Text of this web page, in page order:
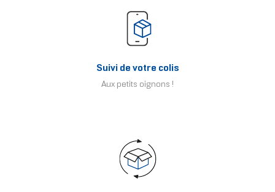
Suivi de votre colis
Aux petits oignons !